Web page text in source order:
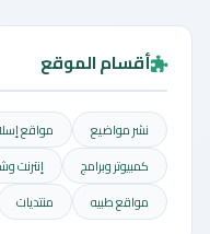
أقسام الموقع
نشر مواضيع مواقع
كمبيوتر وبرامج
إنترنت
مواقع طبيه
منتديات